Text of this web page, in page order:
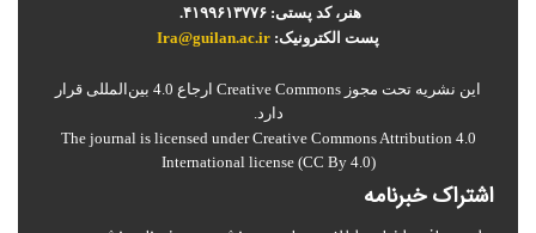
هنر، کد پستی: ۴۱۹۹۶۱۳۷۷۶.
پست الکترونیک: Ira@guilan.ac.ir
این نشریه تحت مجوز Creative Commons ارجاع 4.0 بین‌المللی قرار
دارد.
The journal is licensed under Creative Commons Attribution 4.0
International license (CC By 4.0)
اشتراک خبرنامه